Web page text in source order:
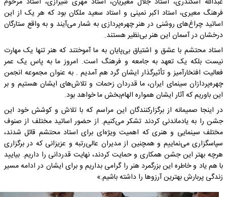
فرهنگ معیری، استاد اکبر نمینی و استاد سعید ملکان بود که هر یک از این
اساتید چراغ‌های روشنی در هنر چهره‌پردازی به شمار می‌آیند و به واقع ستارگان
درخشان در آسمان این هنر بی‌نظیر هستند.
استاد محتشم با عشق و اشتیاق بی‌پایان به ما آموختند که هنر تنها یک مهارت
نیست بلکه یک تعهد به جامعه و فرهنگ است. امروز ما به پاس یک عمر
فعالیت افتخارآمیز و تأثیرگذار ایشان گرد هم آمدیم . به عنوان مجموعه انجمن
چهره‌پردازان سینمای ایران، ما قدردان زحمات و تلاش‌های ایشان هستیم و بر
این باوریم که آثار ایشان همواره الهام‌بخش ما خواهد بود.
در اینجا صمیمانه از برگزارکنندگان این مراسم که با تلاش و کوشش خود این
جشن را به یادماندنی کردند تشکر می‌کنیم. از حضور اساتید مختلف از صنوف
مختلف سینمایی و هنری که اهمیت ویژه‌ای برای استاد محتشم قائل شدند،
سپاسگزاری می‌نماییم و همچنین از مدیران عالی‌رتبه و عزیزانی که در برگزاری
هرچه بهتر این جشن همکاری و حمایت کردند، نهایت قدردانی را داریم. بیایید
با هم یاد و خاطره این بزرگمرد هنر را گرامی بداریم و برای ایشان در ادامه مسیر
زندگی پربارش بهترین آرزوها را داشته باشیم.»